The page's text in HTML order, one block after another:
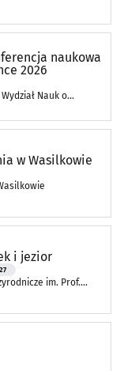
naukowa
2026
Nauk o
w Wasilkowie
i jezior
im. Prof.